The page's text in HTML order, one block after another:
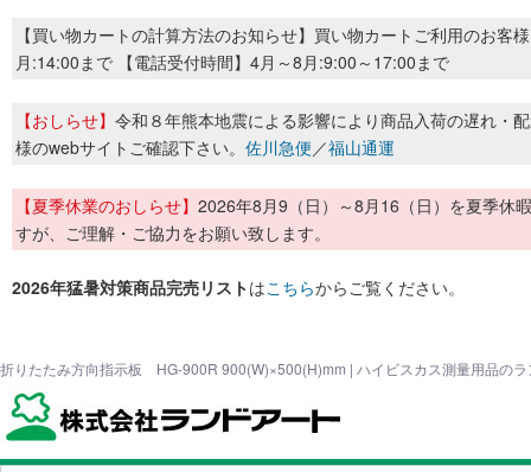
【買い物カートの計算方法のお知らせ】買い物カートご利用のお客
月:14:00まで 【電話受付時間】4月～8月:9:00～17:00まで
【おしらせ】 令和８年熊本地震による影響により商品入荷の遅れ・
様のwebサイトご確認下さい。 佐川急便／福山通運
【夏季休業のおしらせ】 2026年8月9（日）～8月16（日）を夏季休
すが、ご理解・ご協力をお願い致します。
2026年猛暑対策商品完売リストはこちらからご覧ください。
折りたたみ方向指示板 HG-900R 900(W)×500(H)mm | ハイビスカス測量用品のラ